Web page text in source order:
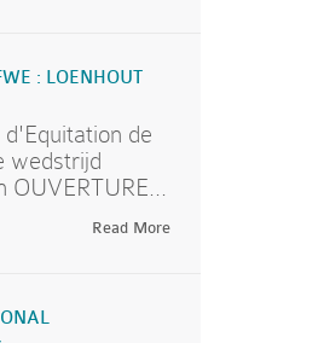
: LOENHOUT
de
wedstrijd
Read More